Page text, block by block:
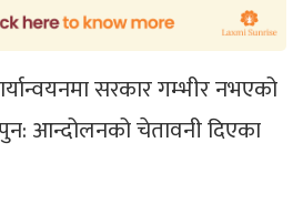
सरकार गम्भीर नभएको
आन्दोलनको चेतावनी दिएका